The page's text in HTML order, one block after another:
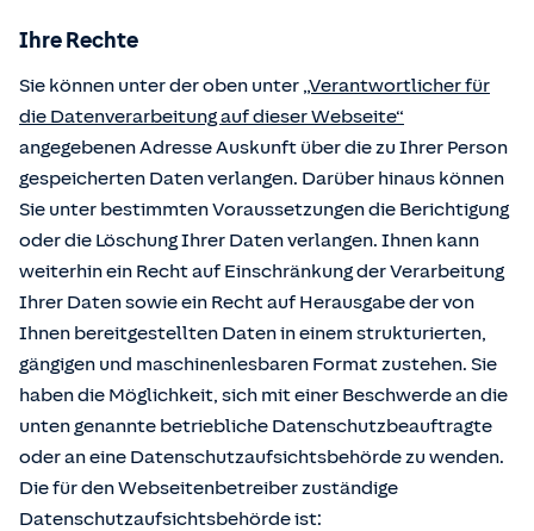
Ihre Rechte
Sie können unter der oben unter „Verantwortlicher für
die Datenverarbeitung auf dieser Webseite“
angegebenen Adresse Auskunft über die zu Ihrer Person
gespeicherten Daten verlangen. Darüber hinaus können
Sie unter bestimmten Voraussetzungen die Berichtigung
oder die Löschung Ihrer Daten verlangen. Ihnen kann
weiterhin ein Recht auf Einschränkung der Verarbeitung
Ihrer Daten sowie ein Recht auf Herausgabe der von
Ihnen bereitgestellten Daten in einem strukturierten,
gängigen und maschinenlesbaren Format zustehen. Sie
haben die Möglichkeit, sich mit einer Beschwerde an die
unten genannte betriebliche Datenschutzbeauftragte
oder an eine Datenschutzaufsichtsbehörde zu wenden.
Die für den Webseitenbetreiber zuständige
Datenschutzaufsichtsbehörde ist: